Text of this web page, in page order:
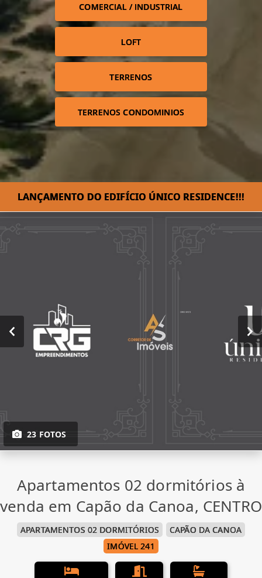
COMERCIAL / INDUSTRIAL
LOFT
TERRENOS
TERRENOS CONDOMINIOS
LANÇAMENTO DO EDIFÍCIO ÚNICO RESIDENCE!!!
23 FOTOS
Apartamentos 02 dormitórios à
venda em Capão da Canoa, CENTRO
APARTAMENTOS 02 DORMITÓRIOS
CAPÃO DA CANOA
IMÓVEL 241